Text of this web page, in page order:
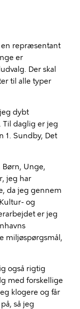
en repræsentant
er
Der skal
til alle typer
dybt
daglig er jeg
1. Sundby, Det
Unge,
jeg har
da jeg gennem
og
er jeg
miljøspørgsmål,
også rigtig
med forskellige
klogere og får
så jeg